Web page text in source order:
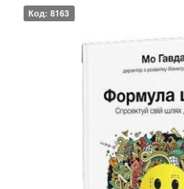
Код: 8163